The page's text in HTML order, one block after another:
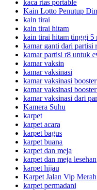
kaca rias portable
Kain Lotto Penutup
kain tirai
kain tirai hitam
kain tirai hitam tinggi 5
kamar ganti dari partisi
kamar partisi r8 untuk
kamar vaksin
kamar vaksinasi
kamar vaksinasi booster
kamar vaksinasi
kamar vaksinasi dari
Kamera Suhu
karpet
karpet acara
karpet bagus
karpet buana
karpet dan meja
karpet dan meja lesehan
karpet hijau
Karpet Jalan Vip Merah
karpet permadani